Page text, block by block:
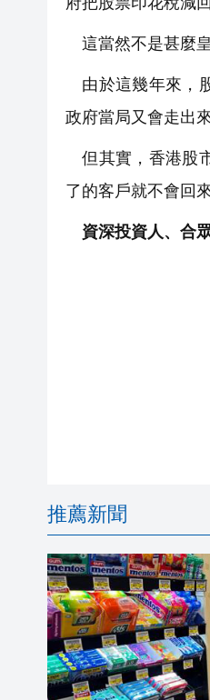
這當然不是甚麼
由於這幾年來，
政府當局又會走出
但其實，香港股
了的客戶就不會回
資深投資人、合
推薦新聞